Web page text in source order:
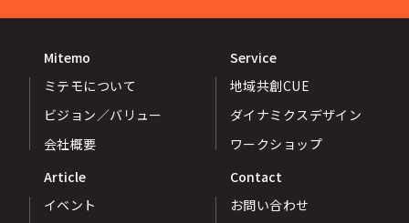
Mitemo
ミテモについて
ビジョン／バリュー
会社概要
Service
地域共創CUE
ダイナミクスデザイン
ワークショップ
Article
イベント
Contact
お問い合わせ